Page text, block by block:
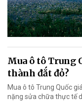
Mua ô tô Trung
thành đắt đỏ?
Mua ô tô Trung Quốc
nặng sửa chữa thực tế